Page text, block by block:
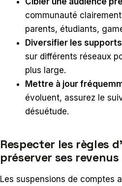
communauté
parents, étudiants,
Diversifier les supports
sur différents réseaux
plus large.
Mettre à jour
évoluent, assurez le
désuétude.
Respecter les règles
préserver ses revenus
Les suspensions de comptes